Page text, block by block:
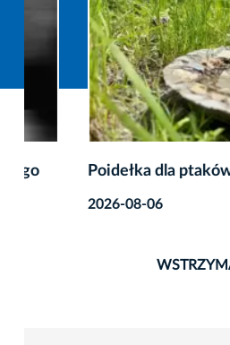
Poidełka dla ptaków w
2026-08-06